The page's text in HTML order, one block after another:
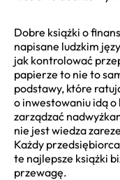
Dobre książki o
napisane ludzkim
jak kontrolować
papierze to nie to
podstawy, które
o inwestowaniu idą o
zarządzać
nie jest wiedza
Każdy
te najlepsze książki
przewagę.